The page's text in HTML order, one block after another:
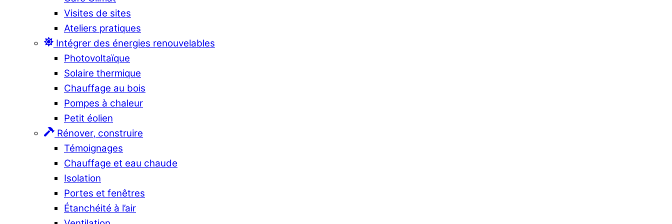
Visites de sites
Ateliers pratiques
Intégrer des énergies renouvelables
Photovoltaïque
Solaire thermique
Chauffage au bois
Pompes à chaleur
Petit éolien
Rénover, construire
Témoignages
Chauffage et eau chaude
Isolation
Portes et fenêtres
Étanchéité à l’air